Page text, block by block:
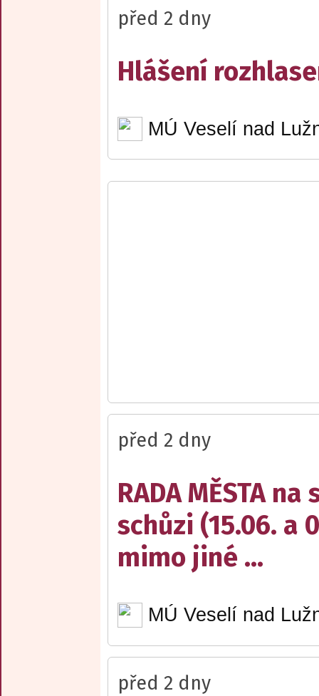
před 2 dny
Hlášení
MÚ Veselí nad
před 2 dny
RADA MĚSTA na
schůzi (15.06. a
mimo jiné ...
MÚ Veselí nad
před 2 dny